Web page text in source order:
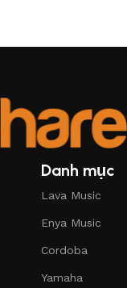
Danh mục
Lava Music
Enya Music
Cordoba
Yamaha